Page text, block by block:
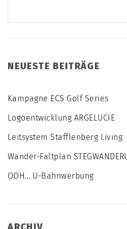
NEUESTE BEITRÄGE
Kampagne ECS Golf Series
Logoentwicklung ARGELUCIE
Leitsystem Stafflenberg Living
Wander-Faltplan
OOH… U-Bahnwerbung